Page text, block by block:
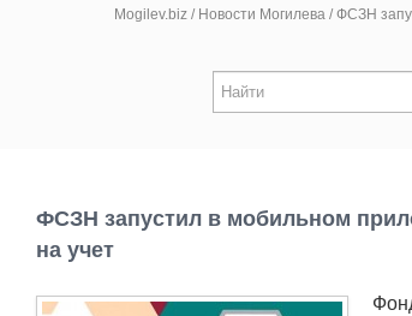
Mogilev.biz / Новости Могилева /ФСЗН
ФСЗН запустил в мобильном
на учет